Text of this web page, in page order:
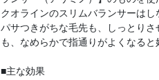
クオラインのスリムバランサーは
パサつきがちな毛先も、しっとり
も、なめらかで指通りがよくなると
■主な効果